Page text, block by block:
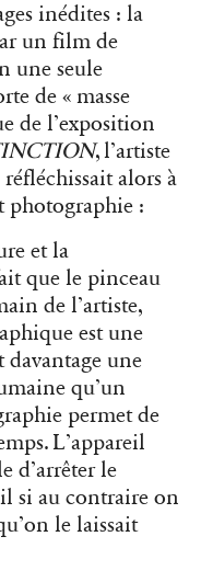
inédites : la
un film de
une seule
de « masse
de l’exposition
, l’artiste
alors à
photographie :
et la
que le pinceau
de l’artiste,
est une
davantage une
qu’un
permet de
L’appareil
d’arrêter le
il si au contraire on
le laissait